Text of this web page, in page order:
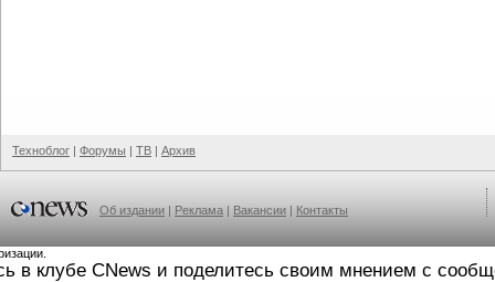
Техноблог | Форумы | ТВ | Архив
Об издании | Реклама | Вакансии | Контакты
в клубе CNews и поделитесь своим мнением с